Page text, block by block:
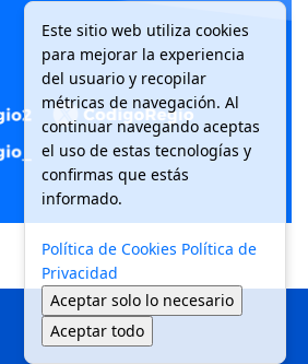
Este sitio web utiliza cookies
para mejorar la experiencia
del usuario y recopilar
métricas de navegación. Al
continuar navegando aceptas
el uso de estas tecnologías y
confirmas que estás
informado.
Política de Cookies Política de
Privacidad
Aceptar solo lo necesario
Aceptar todo